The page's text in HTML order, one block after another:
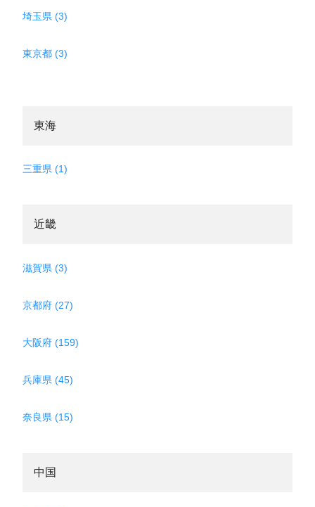
埼玉県 (3)
東京都 (3)
東海
三重県 (1)
近畿
滋賀県 (3)
京都府 (27)
大阪府 (159)
兵庫県 (45)
奈良県 (15)
中国